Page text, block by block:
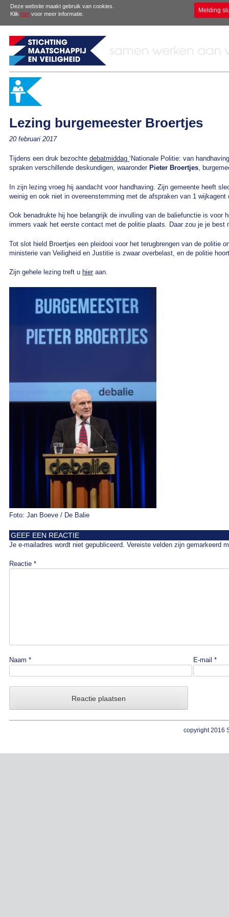
Deze website maakt gebruik van cookies.
Klik hier voor meer informatie. Melding
Lezing burgemeester Broertjes
20 februari 2017
Tijdens een druk bezochte debatmiddag ‘Nationale Politie: van
spraken verschillende deskundigen, waaronder Pieter Broertjes,
In zijn lezing vroeg hij aandacht voor handhaving. Zijn gemeente heeft
weinig en ook niet in overeenstemming met de afspraken van 1 wijkagent
Ook benadrukte hij hoe belangrijk de invulling van de baliefunctie is voor
immers vaak het eerste contact met de politie plaats. Daar zou je je best
Tot slot hield Broertjes een pleidooi voor het terugbrengen van de politie
ministerie van Veiligheid en Justitie is zwaar overbelast, en de politie
Zijn gehele lezing treft u hieraan.
Foto: Jan Boeve / De Balie
GEEF EEN REACTIE
Je e-mailadres wordt niet gepubliceerd. Vereiste velden zijn gemarkeerd
Reactie *
Naam * E-mail *
copyright 2016